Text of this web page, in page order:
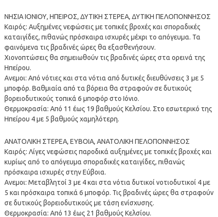
ΝΗΣΙΑ ΙΟΝΙΟΥ, ΗΠΕΙΡΟΣ, ΔΥΤΙΚΗ ΣΤΕΡΕΑ, ΔΥΤΙΚΗ ΠΕΛΟΠΟΝΝΗΣΟΣ
Καιρός: Αυξημένες νεφώσεις με τοπικές βροχές και σποραδικές
καταιγίδες, πιθανώς πρόσκαιρα ισχυρές μέχρι το απόγευμα. Τα
φαινόμενα τις βραδινές ώρες θα εξασθενήσουν.
Χιονοπτώσεις θα σημειωθούν τις βραδινές ώρες στα ορεινά της
Ηπείρου.
Ανεμοι: Από νότιες και στα νότια από δυτικές διευθύνσεις 3 με 5
μποφόρ. Βαθμιαία από τα βόρεια θα στραφούν σε δυτικούς
βορειοδυτικούς τοπικά 6 μποφόρ στο Ιόνιο.
Θερμοκρασία: Από 11 έως 19 βαθμούς Κελσίου. Στο εσωτερικό της
Ηπείρου 4 με 5 βαθμούς χαμηλότερη.
ΑΝΑΤΟΛΙΚΗ ΣΤΕΡΕΑ, ΕΥΒΟΙΑ, ΑΝΑΤΟΛΙΚΗ ΠΕΛΟΠΟΝΝΗΣΟΣ
Καιρός: Λίγες νεφώσεις παροδικά αυξημένες με τοπικές βροχές και
κυρίως από το απόγευμα σποραδικές καταιγίδες, πιθανώς
πρόσκαιρα ισχυρές στην Εύβοια.
Ανεμοι: Μεταβλητοί 3 με 4 και στα νότια δυτικοί νοτιοδυτικοί 4 με
5 και πρόσκαιρα τοπικά 6 μποφόρ. Τις βραδινές ώρες θα στραφούν
σε δυτικούς βορειοδυτικούς με τάση ενίσχυσης.
Θερμοκρασία: Από 13 έως 21 βαθμούς Κελσίου.